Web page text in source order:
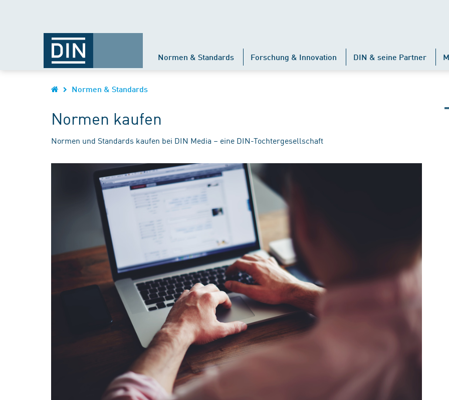
Normen & Standards Forschung & Innovation DIN & seine Partner
Normen & Standards
Normen kaufen
Normen und Standards kaufen bei DIN Media – eine DIN-Tochtergesellschaft